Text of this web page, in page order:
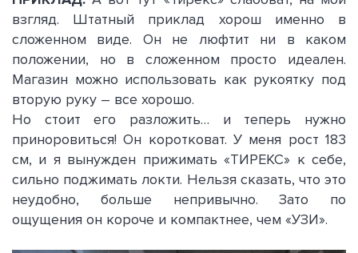
взгляд. Штатный приклад хорош именно в
сложенном виде. Он не люфтит ни в каком
положении, но в сложенном просто идеален.
Магазин можно использовать как рукоятку под
вторую руку – все хорошо.
Но стоит его разложить… и теперь нужно
приноровиться! Он коротковат. У меня рост 183
см, и я вынужден прижимать «ТИРЕКС» к себе,
сильно поджимать локти. Нельзя сказать, что это
неудобно, больше непривычно. Зато по
ощущения он короче и компактнее, чем «УЗИ».